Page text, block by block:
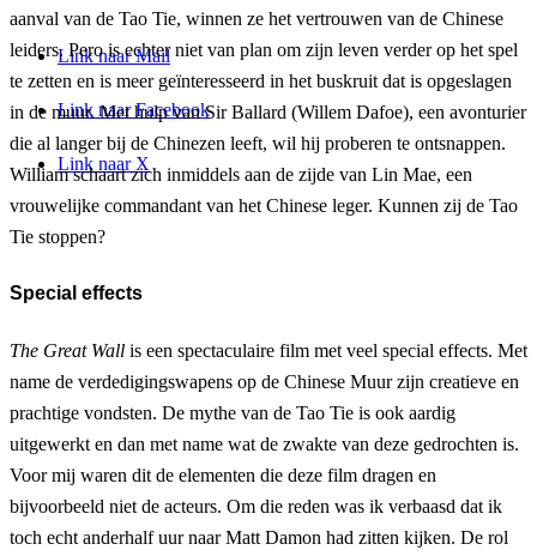
Link naar Mail
Link naar Facebook
Link naar X
aanval van de Tao Tie, winnen ze het vertrouwen van de Chinese
leiders. Pero is echter niet van plan om zijn leven verder op het spel
te zetten en is meer geïnteresseerd in het buskruit dat is opgeslagen
in de muur. Met hulp van Sir Ballard (Willem Dafoe), een avonturier
die al langer bij de Chinezen leeft, wil hij proberen te ontsnappen.
William schaart zich inmiddels aan de zijde van Lin Mae, een
vrouwelijke commandant van het Chinese leger. Kunnen zij de Tao
Tie stoppen?
Special effects
The Great Wall is een spectaculaire film met veel special effects. Met
name de verdedigingswapens op de Chinese Muur zijn creatieve en
prachtige vondsten. De mythe van de Tao Tie is ook aardig
uitgewerkt en dan met name wat de zwakte van deze gedrochten is.
Voor mij waren dit de elementen die deze film dragen en
bijvoorbeeld niet de acteurs. Om die reden was ik verbaasd dat ik
toch echt anderhalf uur naar Matt Damon had zitten kijken. De rol